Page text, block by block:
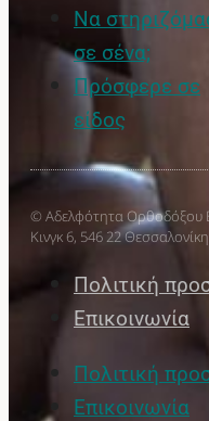
Να
σε σένα;
Πρόσφερε σε
είδος
© Αδελφότητα Ορθοδόξου
Κινγκ 6, 546 22 Θεσσαλονίκη
Πολιτική
Επικοινωνία
Πολιτική
Επικοινωνία